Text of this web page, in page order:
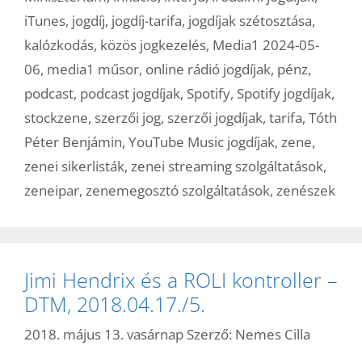
iTunes, jogdíj, jogdíj-tarifa, jogdíjak szétosztása,
kalózkodás, közös jogkezelés, Media1 2024-05-
06, media1 műsor, online rádió jogdíjak, pénz,
podcast, podcast jogdíjak, Spotify, Spotify jogdíjak,
stockzene, szerzői jog, szerzői jogdíjak, tarifa, Tóth
Péter Benjámin, YouTube Music jogdíjak, zene,
zenei sikerlisták, zenei streaming szolgáltatások,
zeneipar, zenemegosztó szolgáltatások, zenészek
Jimi Hendrix és a ROLI kontroller –
DTM, 2018.04.17./5.
2018. május 13. vasárnap Szerző: Nemes Cilla